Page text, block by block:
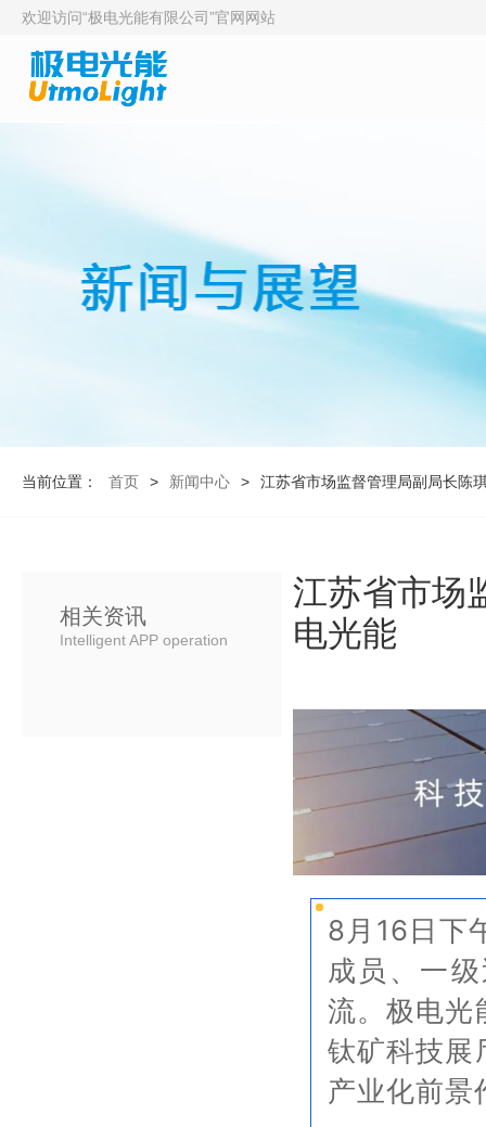
欢迎访问“极电光能有限公司”官网网站
当前位置： 首页 > 新闻中心 > 江苏省市场监督管理局副局长陈
相关资讯
Intelligent APP operation
江苏省市场
电光能
8月16日下
成员、一
流。极电光
钛矿科技展
产业化前景